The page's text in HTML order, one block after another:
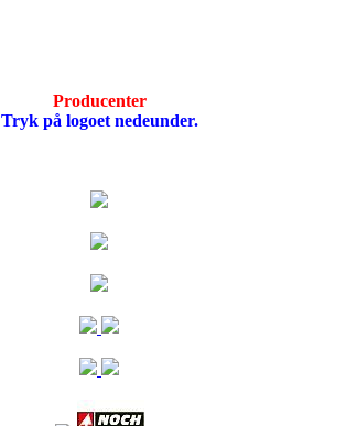
Producenter
Tryk på logoet nedeunder.